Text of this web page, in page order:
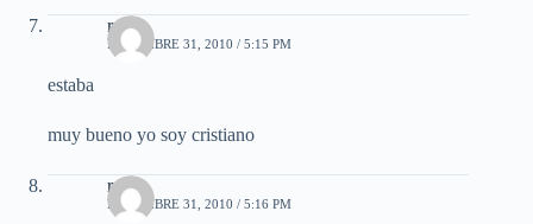
rene
DICIEMBRE 31, 2010 / 5:15 PM
estaba
muy bueno yo soy cristiano
rene
DICIEMBRE 31, 2010 / 5:16 PM